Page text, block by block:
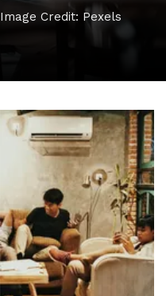
Image Credit: Pexels